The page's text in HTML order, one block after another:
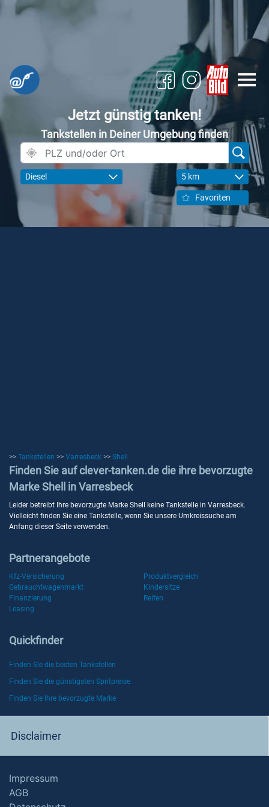
Jetzt günstig tanken!
Tankstellen in Deiner Umgebung finden
Diesel 5 km
Favoriten
>> Tankstellen >> Varresbeck >> Shell
Finden Sie auf clever-tanken.de die ihre bevorzugte
Marke Shell in Varresbeck
Leider betreibt Ihre bevorzugte Marke Shell keine Tankstelle in Varresbeck.
Vielleicht finden Sie eine Tankstelle, wenn Sie unsere Umkreissuche am
Anfang dieser Seite verwenden.
Partnerangebote
Kfz-Versicherung
Produktvergleich
Gebrauchtwagenmarkt
Kindersitze
Finanzierung
Reifen
Leasing
Quickfinder
Finden Sie die besten Tankstellen
Finden Sie die günstigsten Spritpreise
Finden Sie Ihre bevorzugte Marke
Disclaimer
Impressum
AGB